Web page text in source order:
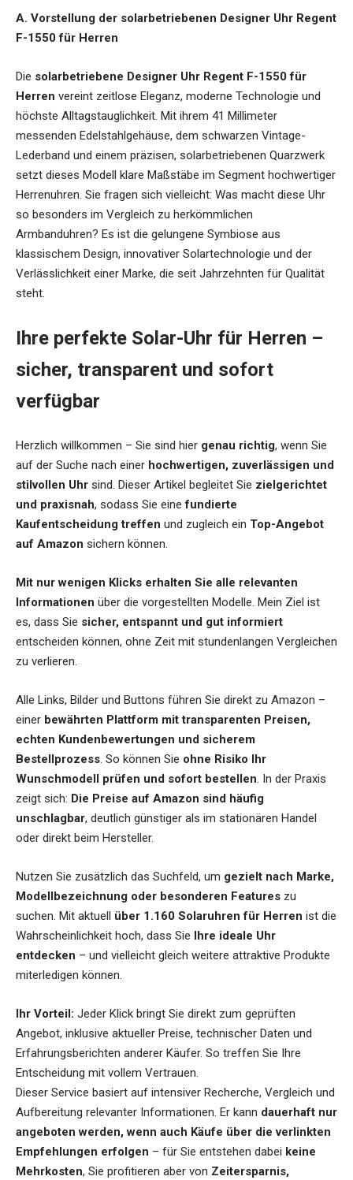
A. Vorstellung der solarbetriebenen Designer Uhr Regent
F-1550 für Herren
Die solarbetriebene Designer Uhr Regent F-1550 für
Herren vereint zeitlose Eleganz, moderne Technologie und
höchste Alltagstauglichkeit. Mit ihrem 41 Millimeter
messenden Edelstahlgehäuse, dem schwarzen Vintage-
Lederband und einem präzisen, solarbetriebenen Quarzwerk
setzt dieses Modell klare Maßstäbe im Segment hochwertiger
Herrenuhren. Sie fragen sich vielleicht: Was macht diese Uhr
so besonders im Vergleich zu herkömmlichen
Armbanduhren? Es ist die gelungene Symbiose aus
klassischem Design, innovativer Solartechnologie und der
Verlässlichkeit einer Marke, die seit Jahrzehnten für Qualität
steht.
Ihre perfekte Solar-Uhr für Herren –
sicher, transparent und sofort
verfügbar
Herzlich willkommen – Sie sind hier genau richtig, wenn Sie
auf der Suche nach einer hochwertigen, zuverlässigen und
stilvollen Uhr sind. Dieser Artikel begleitet Sie zielgerichtet
und praxisnah, sodass Sie einefundierte
Kaufentscheidung treffen und zugleich ein Top-Angebot
auf Amazon sichern können.
Mit nur wenigen Klicks erhalten Sie alle relevanten
Informationen über die vorgestellten Modelle. Mein Ziel ist
es, dass Sie sicher, entspannt und gut informiert
entscheiden können, ohne Zeit mit stundenlangen Vergleichen
zu verlieren.
Alle Links, Bilder und Buttons führen Sie direkt zu Amazon –
einer bewährten Plattform mit transparenten Preisen,
echten Kundenbewertungen und sicherem
Bestellprozess. So können Sie ohne Risiko Ihr
Wunschmodell prüfen und sofort bestellen. In der Praxis
zeigt sich: Die Preise auf Amazon sind häufig
unschlagbar, deutlich günstiger als im stationären Handel
oder direkt beim Hersteller.
Nutzen Sie zusätzlich das Suchfeld, um gezielt nach Marke,
Modellbezeichnung oder besonderen Features zu
suchen. Mit aktuell über 1.160 Solaruhren für Herren ist die
Wahrscheinlichkeit hoch, dass Sie Ihre ideale Uhr
entdecken – und vielleicht gleich weitere attraktive Produkte
miterledigen können.
Ihr Vorteil: Jeder Klick bringt Sie direkt zum geprüften
Angebot, inklusive aktueller Preise, technischer Daten und
Erfahrungsberichten anderer Käufer. So treffen Sie Ihre
Entscheidung mit vollem Vertrauen.
Dieser Service basiert auf intensiver Recherche, Vergleich und
Aufbereitung relevanter Informationen. Er kann dauerhaft nur
angeboten werden, wenn auch Käufe über die verlinkten
Empfehlungen erfolgen – für Sie entstehen dabei keine
Mehrkosten, Sie profitieren aber von Zeitersparnis,